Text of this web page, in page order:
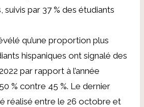
suivis par 37 % des étudiants
qu’une proportion plus
hispaniques ont signalé des
par rapport à l’année
% contre 45 %. Le dernier
réalisé entre le 26 octobre et